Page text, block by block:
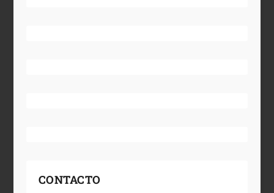
CONTACTO